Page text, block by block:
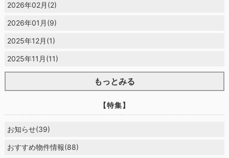
2026年02月(2)
2026年01月(9)
2025年12月(1)
2025年11月(11)
もっとみる
【特集】
お知らせ(39)
おすすめ物件情報(88)